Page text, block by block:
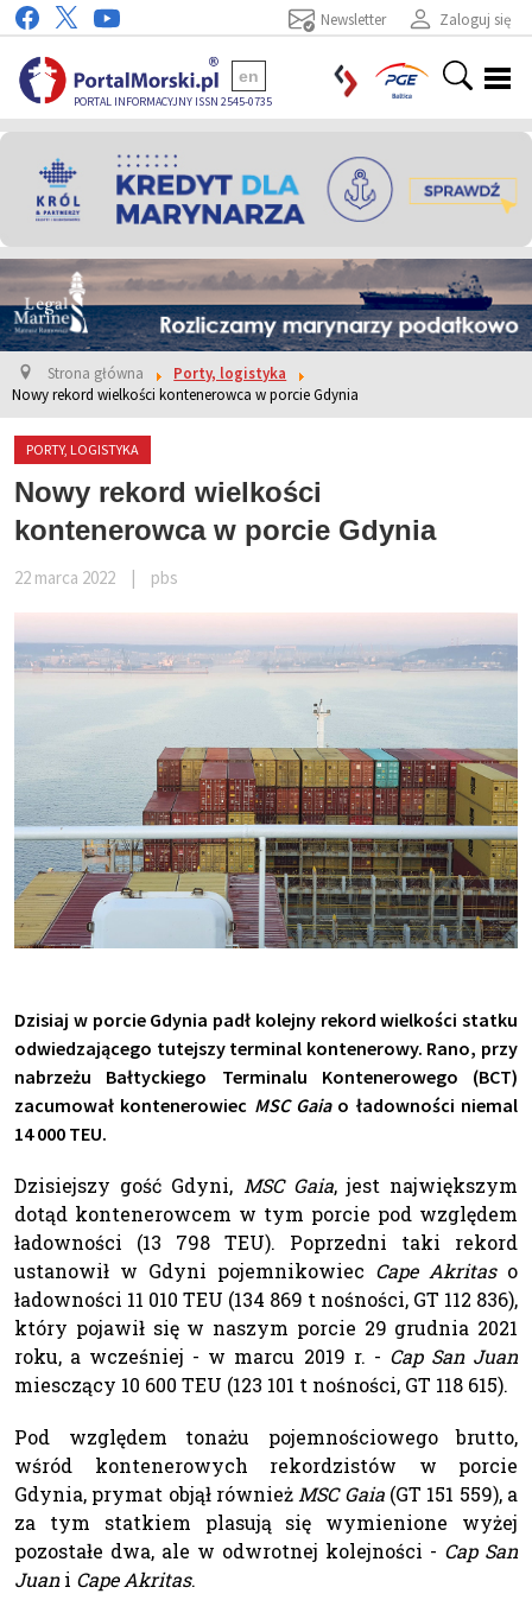
Zaloguj się
Newsletter
PORTAL INFORMACYJNY ISSN 2545-0735
en
Strona główna
Porty, logistyka
Nowy rekord wielkości kontenerowca w porcie Gdynia
PORTY, LOGISTYKA
Nowy rekord wielkości
kontenerowca w porcie Gdynia
22 marca 2022 pbs
Dzisiaj w porcie Gdynia padł kolejny rekord wielkości statku
odwiedzającego tutejszy terminal kontenerowy. Rano, przy
nabrzeżu Bałtyckiego Terminalu Kontenerowego (BCT)
zacumował kontenerowiec MSC Gaiao ładowności niemal
14 000 TEU.
Dzisiejszy gość Gdyni, MSC Gaia, jest największym
dotąd kontenerowcem w tym porcie pod względem
ładowności (13 798 TEU). Poprzedni taki rekord
ustanowił w Gdyni pojemnikowiec Cape Akritaso
ładowności 11 010 TEU (134 869 t nośności, GT 112 836),
który pojawił się w naszym porcie 29 grudnia 2021
roku, a wcześniej - w marcu 2019 r. - Cap San Juan
miesczący 10 600 TEU (123 101 t nośności, GT 118 615).
Pod względem tonażu pojemnościowego brutto,
wśród kontenerowych rekordzistów w porcie
Gdynia, prymat objął również MSC Gaia(GT 151 559), a
za tym statkiem plasują się wymienione wyżej
pozostałe dwa, ale w odwrotnej kolejności - Cap San
Juani Cape Akritas.